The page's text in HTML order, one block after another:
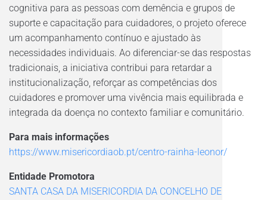
cognitiva para as pessoas com demência e grupos de
suporte e capacitação para cuidadores, o projeto oferece
um acompanhamento contínuo e ajustado às
necessidades individuais. Ao diferenciar-se das respostas
tradicionais, a iniciativa contribui para retardar a
institucionalização, reforçar as competências dos
cuidadores e promover uma vivência mais equilibrada e
integrada da doença no contexto familiar e comunitário.
Para mais informações
https://www.misericordiaob.pt/centro-rainha-leonor/
Entidade Promotora
SANTA CASA DA MISERICORDIA DA CONCELHO DE